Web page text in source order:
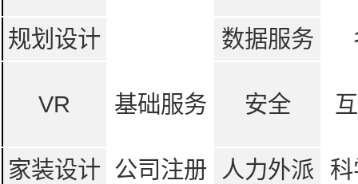
规划设计 数据服务
VR 基础服务 安全
家装设计 公司注册 人力外派